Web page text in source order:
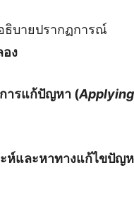
ธิบายปรากฏการณ์
ง
ารแก้ปัญหา (
ะห์และหาทางแก้ไขปัญ